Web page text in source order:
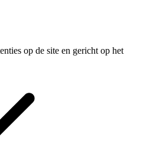
op de site en gericht op het